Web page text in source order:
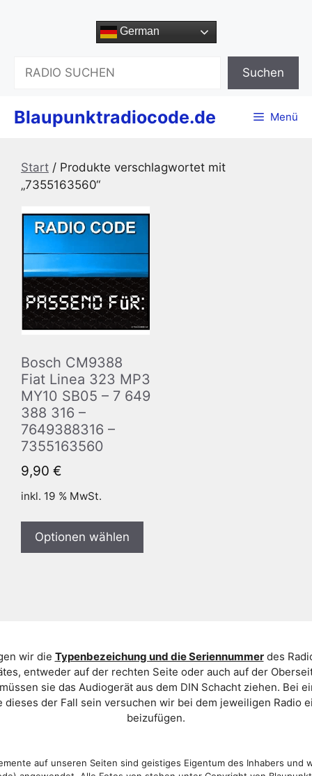
German
Suchen
Blaupunktradiocode.de Menü
Start / Produkte verschlagwortet mit
„7355163560“
Bosch CM9388
Fiat Linea 323 MP3
MY10 SB05 – 7 649
388 316 –
7649388316 –
7355163560
9,90 €
inkl. 19 % MwSt.
Optionen wählen
wir die Typenbezeichung und die Seriennummerdes
entweder auf der rechten Seite oder auch auf der
sie das Audiogerät aus dem DIN Schacht ziehen. Bei
der Fall sein versuchen wir bei dem jeweiligen Radio
beizufügen.
auf unseren Seiten sind geistiges Eigentum des Inhabers und